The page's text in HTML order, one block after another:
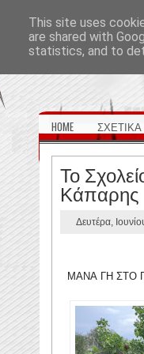
HOME ΣΧΕΤΙΚΑ
Το
Κάπαρης
Δευτέρα,
ΜΑΝΑ ΓΗ ΣΤΟ
This site uses
are shared with
statistics, and to